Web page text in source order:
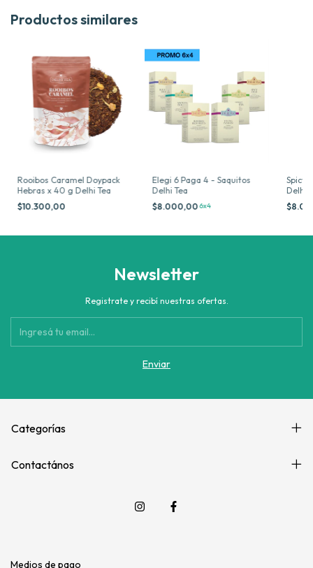
Productos similares
Rooibos Caramel Doypack
Hebras x 40 g Delhi Tea
$10.300,00
Elegi 6 Paga 4 - Saquitos
Delhi Tea
$8.000,006x4
Spicy
Delhi
Newsletter
Registrate y recibí nuestras ofertas.
Categorías
Contactános
Medios de pago